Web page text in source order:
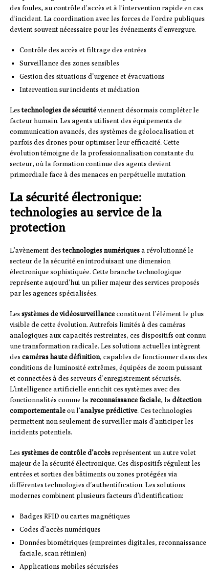
des foules, au contrôle d’accès et à l’intervention rapide en cas
d’incident. La coordination avec les forces de l’ordre publiques
devient souvent nécessaire pour les événements d’envergure.
Contrôle des accès et filtrage des entrées
Surveillance des zones sensibles
Gestion des situations d’urgence et évacuations
Intervention sur incidents et médiation
Lestechnologies de sécuritéviennent désormais compléter le
facteur humain. Les agents utilisent des équipements de
communication avancés, des systèmes de géolocalisation et
parfois des drones pour optimiser leur efficacité. Cette
évolution témoigne de la professionnalisation constante du
secteur, où la formation continue des agents devient
primordiale face à des menaces en perpétuelle mutation.
La sécurité électronique:
technologies au service de la
protection
L’avènement destechnologies numériquesa révolutionné le
secteur de la sécurité en introduisant une dimension
électronique sophistiquée. Cette branche technologique
représente aujourd’hui un pilier majeur des services proposés
par les agences spécialisées.
Les systèmes de vidéosurveillanceconstituent l’élément le plus
visible de cette évolution. Autrefois limités à des caméras
analogiques aux capacités restreintes, ces dispositifs ont connu
une transformation radicale. Les solutions actuelles intègrent
des caméras haute définition, capables de fonctionner dans des
conditions de luminosité extrêmes, équipées de zoom puissant
et connectées à des serveurs d’enregistrement sécurisés.
L’intelligence artificielle enrichit ces systèmes avec des
fonctionnalités comme la reconnaissance faciale, la détection
comportementaleou l’analyse prédictive. Ces technologies
permettent non seulement de surveiller mais d’anticiper les
incidents potentiels.
Les systèmes de contrôle d’accèsreprésentent un autre volet
majeur de la sécurité électronique. Ces dispositifs régulent les
entrées et sorties des bâtiments ou zones protégées via
différentes technologies d’authentification. Les solutions
modernes combinent plusieurs facteurs d’identification:
Badges RFID ou cartes magnétiques
Codes d’accès numériques
Données biométriques (empreintes digitales, reconnaissance
faciale, scan rétinien)
Applications mobiles sécurisées